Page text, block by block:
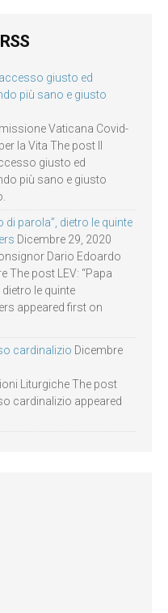
giusto ed
più sano e giusto
Vaticana Covid-
la Vita The post Il
giusto ed
più sano e giusto
di parola”, dietro le quinte
Dicembre 29, 2020
Dario Edoardo
The post LEV: “Papa
le quinte
appeared first on
cardinalizio Dicembre
Liturgiche The post
cardinalizio appeared